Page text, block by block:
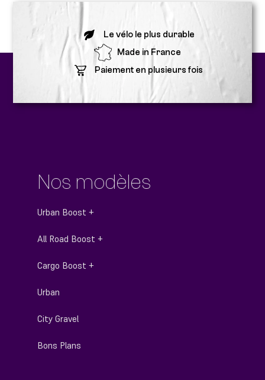
Le vélo le plus durable
Made in France
Paiement en plusieurs fois
Nos modèles
Urban Boost +
All Road Boost +
Cargo Boost +
Urban
City Gravel
Bons Plans